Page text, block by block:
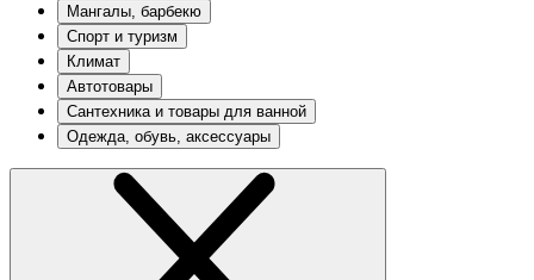
Мангалы, барбекю
Спорт и туризм
Климат
Автотовары
Сантехника и товары для ванной
Одежда, обувь, аксессуары